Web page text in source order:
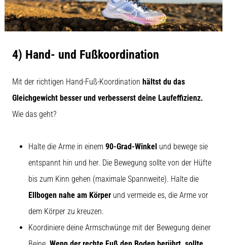
4) Hand- und Fußkoordination
Mit der richtigen Hand-Fuß-Koordination hältst du das
Gleichgewicht besser und verbesserst deine Laufeffizienz.
Wie das geht?
Halte die Arme in einem 90-Grad-Winkel und bewege sie
entspannt hin und her. Die Bewegung sollte von der Hüfte
bis zum Kinn gehen (maximale Spannweite). Halte die
Ellbogen nahe am Körper und vermeide es, die Arme vor
dem Körper zu kreuzen.
Koordiniere deine Armschwünge mit der Bewegung deiner